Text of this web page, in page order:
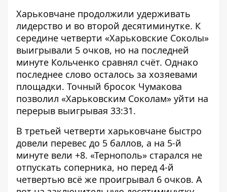
Харьковчане продолжили удерживать
лидерство и во второй десятиминутке. К
середине четверти «Харьковские Соколы»
выигрывали 5 очков, но на последней
минуте Кольченко сравнял счёт. Однако
последнее слово осталось за хозяевами
площадки. Точный бросок Чумакова
позволил «Харьковским Соколам» уйти на
перерыв выигрывая 33:31.
В третьей четверти харьковчане быстро
довели перевес до 5 баллов, а на 5-й
минуте вели +8. «Тернополь» старался не
отпускать соперника, но перед 4-й
четвертью всё же проигрывал 6 очков. А